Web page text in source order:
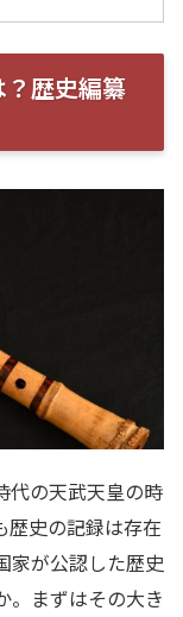
歴史編纂
代の天武天皇の時
歴史の記録は存在
家が公認した歴史
。まずはその大き